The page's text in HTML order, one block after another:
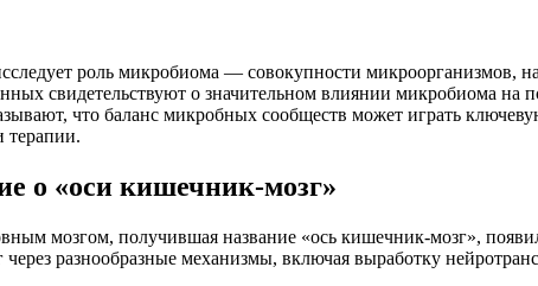
роль микробиома — совокупности микроорганизмов,
свидетельствуют о значительном влиянии микробиома на
что баланс микробных сообществ может играть
терапии.
о «оси кишечник-мозг»
мозгом, получившая название «ось кишечник-мозг»,
разнообразные механизмы, включая выработку